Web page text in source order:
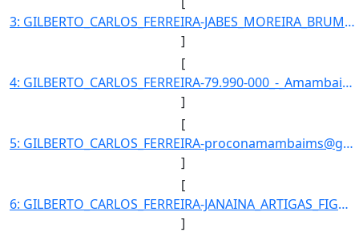
3: GILBERTO_CARLOS_FERREIRA-JABES_MOREIRA_BRUM-Coordenador-Coordenador-Procon_Municipal_de_Agua_Clara-P]
]
[
4: GILBERTO_CARLOS_FERREIRA-79.990-000_-_Amambai/MS-Coordenador-67-Procon_Municipal_de_Agua_Clara-3481-]
]
[
5: GILBERTO_CARLOS_FERREIRA-proconamambaims@gmail.com}]
]
[
6: GILBERTO_CARLOS_FERREIRA-JANAINA_ARTIGAS_FIGUEIREDO-Coordenador-Coordenadora-Procon_Municipal_de_Agu]
]